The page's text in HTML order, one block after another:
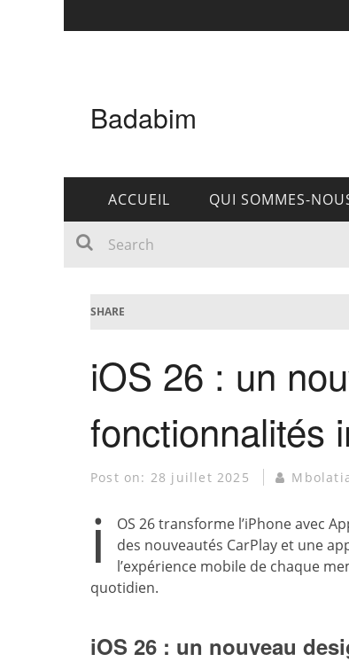
Badabim
ACCUEIL QUI SOMMES-
SHARE
iOS 26 : un
fonctionnalités
Post on: 28 juillet 2025
i
OS 26 transforme l’iPhone avec
des nouveautés CarPlay et une
l’expérience mobile de chaque
quotidien.
iOS 26 : un nouveau